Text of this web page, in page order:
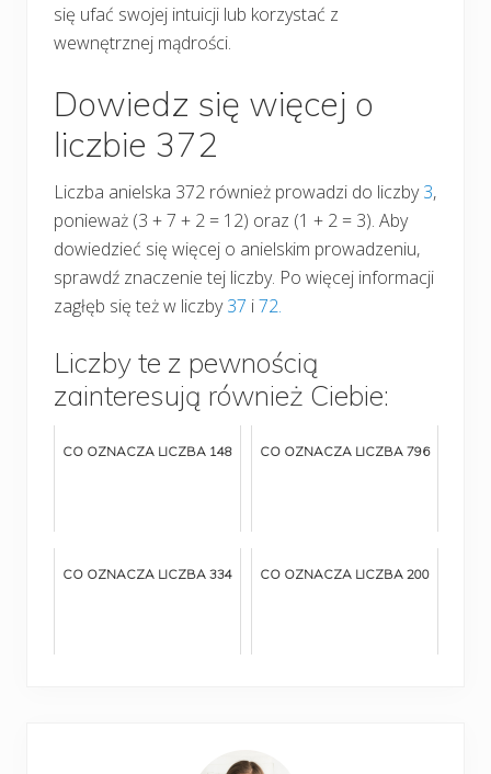
się ufać swojej intuicji lub korzystać z
wewnętrznej mądrości.
Dowiedz się więcej o
liczbie 372
Liczba anielska 372 również prowadzi do liczby3,
ponieważ (3 + 7 + 2 = 12) oraz (1 + 2 = 3). Aby
dowiedzieć się więcej o anielskim prowadzeniu,
sprawdź znaczenie tej liczby. Po więcej informacji
zagłęb się też w liczby37 i72.
Liczby te z pewnością
zainteresują również Ciebie:
CO OZNACZA LICZBA 148 CO OZNACZA LICZBA 796
CO OZNACZA LICZBA 334 CO OZNACZA LICZBA 200